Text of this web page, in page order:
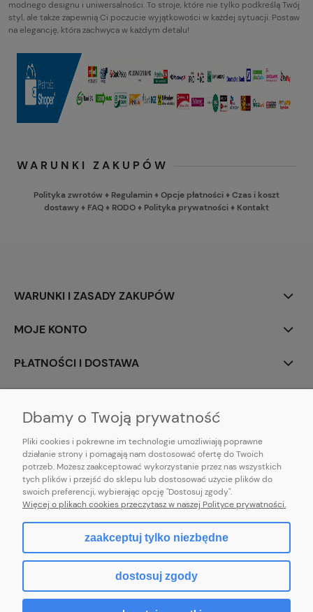
modnego designu i uniwersalności. To stroje, które nie tylko podkreślą Twój
styl, ale także zapewnią Ci poczucie wyjątkowości w każdej sytuacji. Postaw
na elegancję, która zachwyca w każdym detalu!
WARUNKI ZAKUPÓW
Polityka zwrotów ♦ Regulamin♦Opcje płatności♦Czas i koszt
dostawy♦ FAQ♦ RODO♦ Polityka prywatności♦ Kontakt
WARUNKI I ZASADY ZAKUPÓW
MOJE KONTO
PŁATNOŚCI I DOSTAWA
E-mail:pl101sukienek@gmail.com
101sukienek.pl
ul. Piotrkowska 317/11, Łódź 93-035, woj. łódzkie
pokaż pełną wersję strony
Sklep internetowy Shoper.pl
Dbamy o Twoją prywatność
Pliki cookies i pokrewne im technologie umożliwiają poprawne
działanie strony i pomagają nam dostosować ofertę do Twoich
potrzeb. Możesz zaakceptować wykorzystanie przez nas wszystkich
tych plików i przejść do sklepu lub dostosować użycie plików do
swoich preferencji, wybierając opcję "Dostosuj zgody".
Więcej o plikach cookies przeczytasz w naszej Polityce prywatności.
zaakceptuj tylko niezbędne
dostosuj zgody